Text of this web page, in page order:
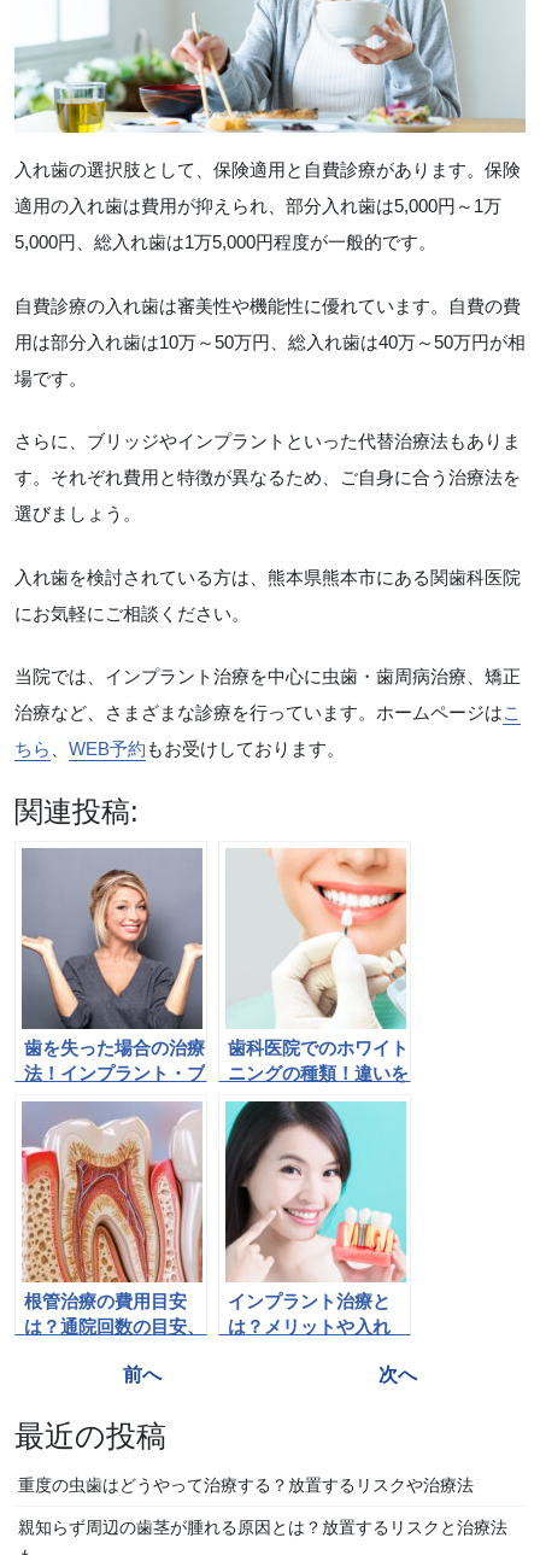
入れ歯の選択肢として、保険適用と自費診療があります。保険
適用の入れ歯は費用が抑えられ、部分入れ歯は5,000円～1万
5,000円、総入れ歯は1万5,000円程度が一般的です。
自費診療の入れ歯は審美性や機能性に優れています。自費の費
用は部分入れ歯は10万～50万円、総入れ歯は40万～50万円が相
場です。
さらに、ブリッジやインプラントといった代替治療法もありま
す。それぞれ費用と特徴が異なるため、ご自身に合う治療法を
選びましょう。
入れ歯を検討されている方は、熊本県熊本市にある関歯科医院
にお気軽にご相談ください。
当院では、インプラント治療を中心に虫歯・歯周病治療、矯正
治療など、さまざまな診療を行っています。ホームページはこ
ちら
WEB予約 もお受けしております。
関連投稿:
歯を失った場合の治療
法！インプラント・ブ
リッジ・入れ歯を比
較！
歯科医院でのホワイト
ニングの種類！違いを
比較しながら解説！
根管治療の費用目安
は？通院回数の目安、
インプラント治療と
は？メリットや入れ
ナ
ビ
ゲ
前へ 次へ
最近の投稿
重度の虫歯はどうやって治療する？放置するリスクや治療法
親知らず周辺の歯茎が腫れる原因とは？放置するリスクと治療法